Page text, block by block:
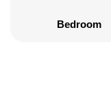
Bedroom